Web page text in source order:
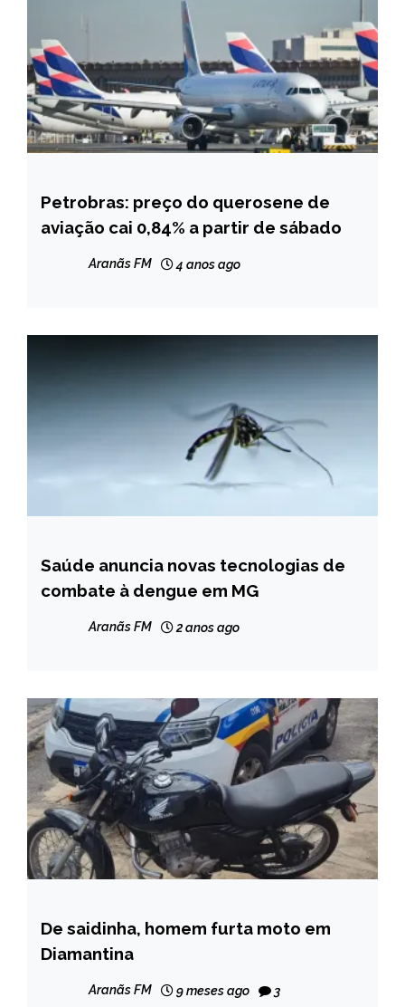
BRASIL
NOTÍCIAS
Petrobras: preço do querosene de
aviação cai 0,84% a partir de sábado
Aranãs FM 4 anos ago
MINAS
GERAIS
NOTÍCIAS
Saúde anuncia novas tecnologias de
combate à dengue em MG
Aranãs FM 2 anos ago
MINAS
GERAIS
NOTÍCIAS
De saidinha, homem furta moto em
Diamantina
Aranãs FM 9 meses ago 3